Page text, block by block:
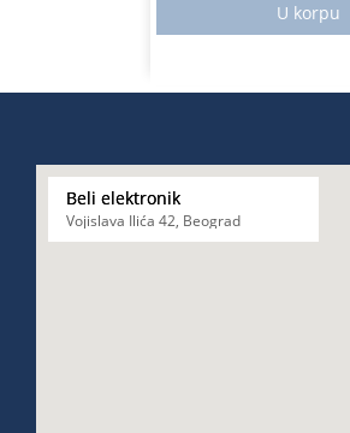
U korpu
Beli elektronik
Vojislava Ilića 42, Beograd